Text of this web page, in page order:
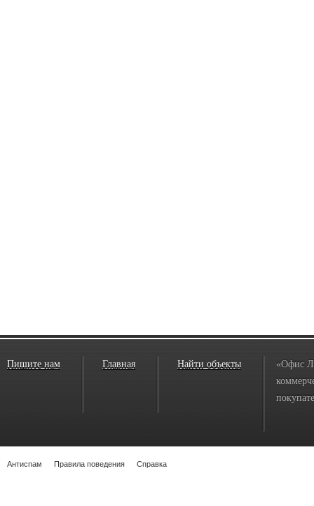
Пишите нам Главная Найти объекты
«Офис
Антиспам Правила поведения Справка